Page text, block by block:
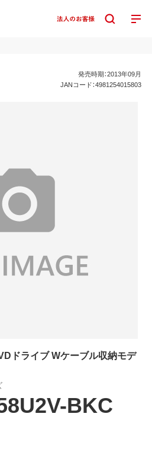
発売時期：2013年09月
JANコード：4981254015803
ドライブ Wケーブル収納モデ
BKC